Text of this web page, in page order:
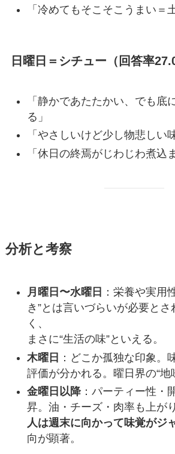
「冷めてもそこそこうまい＝
日曜日＝シチュー（回答率
「静かであたたかい、でも底
る」
「やさしいけど少し物悲しい味
「休日の終焉がじわじわ煮込
分析と考察
月曜日〜水曜日 ：栄養や実用
き”とは言いづらいが必要とさ
く、
まさに“生活の味”といえる。
木曜日 ：どこか孤独な印象。
評価が分かれる。曜日界の“地
金曜日以降：パーティー性・
昇。油・チーズ・肉率も上がり
人は週末に向かって味覚がジ
向が顕著。